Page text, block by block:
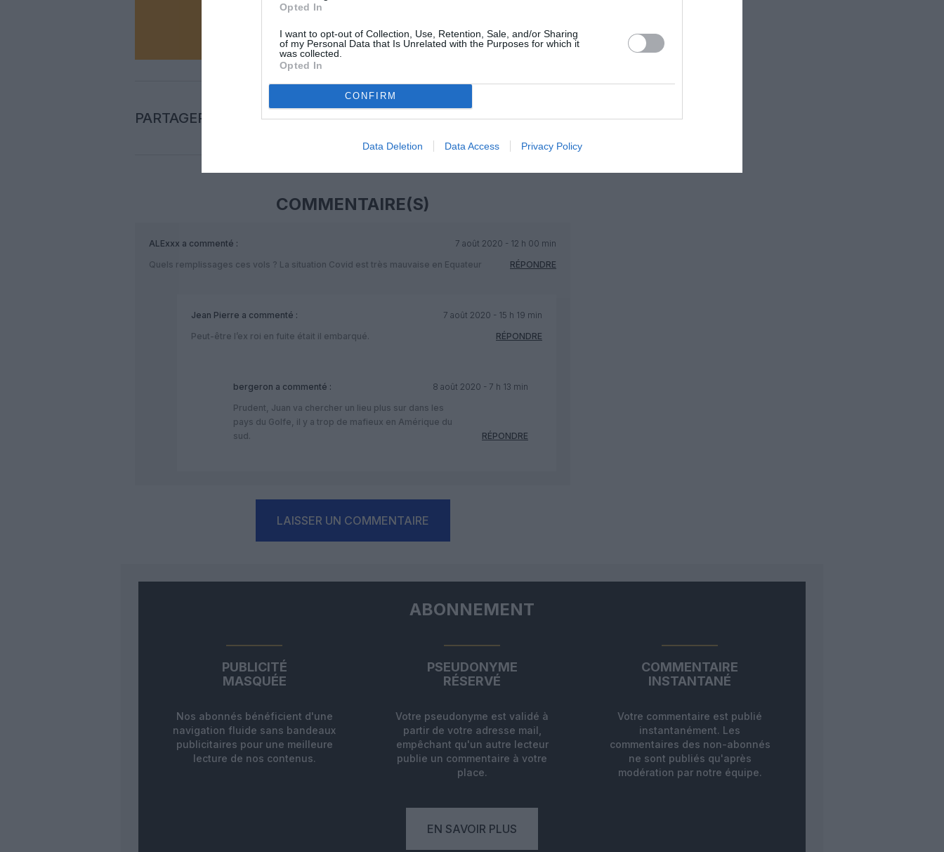
Opted In
I want to opt-out of Collection, Use, Retention, Sale, and/or Sharing
of my Personal Data that Is Unrelated with the Purposes for which it
was collected.
Opted In
CONFIRM
Data Deletion Data Access Privacy Policy
PARTAGER L'ARTICLE
Facebook
Twitter PinterestLinkedInEmail Print
COMMENTAIRE(S)
ALExxx a commenté :
7 août 2020 - 12 h 00 min
Quels remplissages ces vols ? La situation Covid est très mauvaise en Equateur
RÉPONDRE
Jean Pierre a commenté :
7 août 2020 - 15 h 19 min
Peut-être l’ex roi en fuite était il embarqué.
RÉPONDRE
bergeron a commenté :
8 août 2020 - 7 h 13 min
Prudent, Juan va chercher un lieu plus sur dans les
pays du Golfe, il y a trop de mafieux en Amérique du
sud.
RÉPONDRE
LAISSER UN COMMENTAIRE
ABONNEMENT
PUBLICITÉ
MASQUÉE
Nos abonnés bénéficient d'une
navigation fluide sans bandeaux
publicitaires pour une meilleure
lecture de nos contenus.
PSEUDONYME
RÉSERVÉ
Votre pseudonyme est validé à
partir de votre adresse mail,
empêchant qu'un autre lecteur
publie un commentaire à votre
place.
COMMENTAIRE
INSTANTANÉ
Votre commentaire est publié
instantanément. Les
commentaires des non-abonnés
ne sont publiés qu'après
modération par notre équipe.
EN SAVOIR PLUS